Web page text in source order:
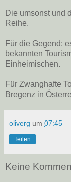
Die umsonst und
Reihe.
Für die Gegend:
bekannten
Einheimischen.
Für Zwanghafte
Bregenz in
oliverg um 07:45
Teilen
Keine